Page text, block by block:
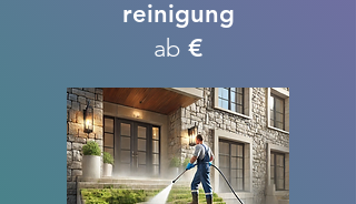
reinigung
ab €